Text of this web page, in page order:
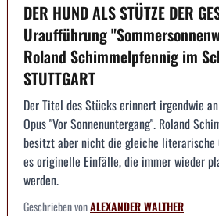
DER HUND ALS STÜTZE DER
Uraufführung
Roland Schimmelpfennig im
STUTTGART
Der Titel des Stücks erinnert irgendwie
Opus "Vor Sonnenuntergang". Roland
besitzt aber nicht die gleiche
es originelle Einfälle, die immer wieder
werden.
Geschrieben vonALEXANDER WALTHER